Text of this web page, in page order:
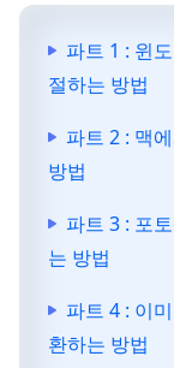
파트 1 : 윈
절하는 방법
파트 2 : 맥
방법
파트 3 : 포
는 방법
파트 4 : 이
환하는 방법